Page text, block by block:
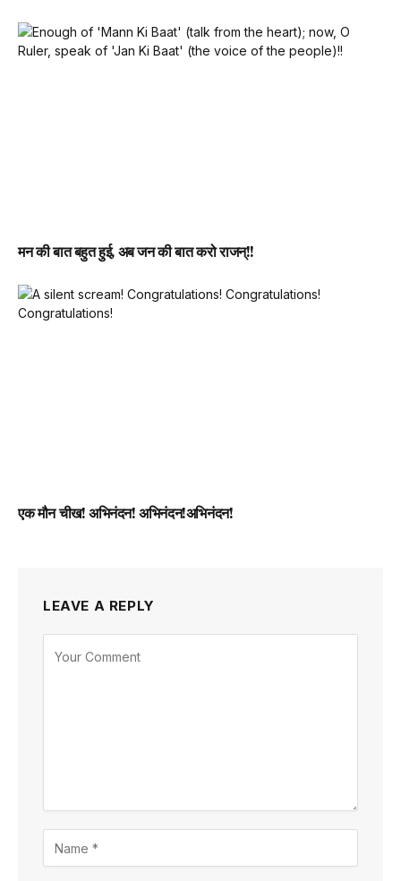
मन की बात बहुत हुई, अब जन की बात करो राजन्!!
एक मौन चीख! अभिनंदन! अभिनंदन!अभिनंदन!
LEAVE A REPLY